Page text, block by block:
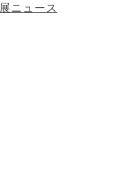
ニュース